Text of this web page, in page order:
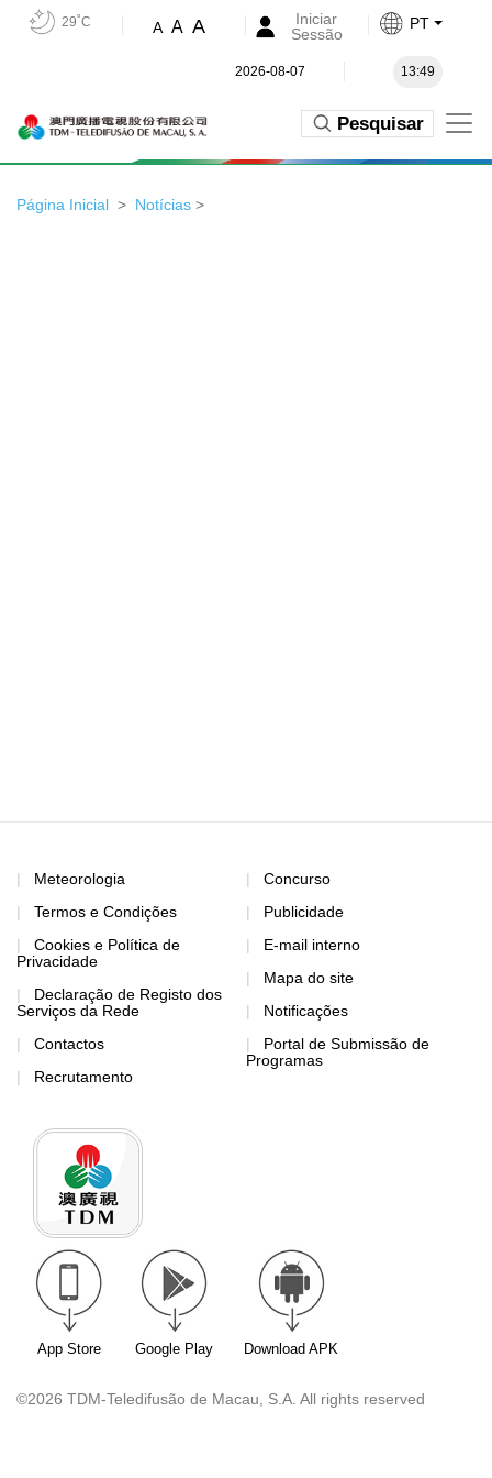
29˚C A A A
Iniciar
Sessão
PT
2026-08-07 13:49
Pesquisar
Página Inicial Notícias >
Meteorologia
Termos e Condições
Cookies e Política de
Privacidade
Declaração de Registo dos
Serviços da Rede
Contactos
Recrutamento
Concurso
Publicidade
E-mail interno
Mapa do site
Notificações
Portal de Submissão de
Programas
App Store Google Play Download APK
©2026 TDM-Teledifusão de Macau, S.A. All rights reserved